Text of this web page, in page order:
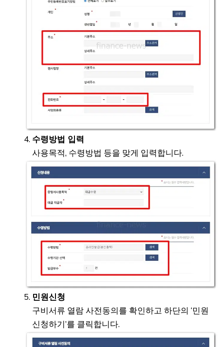
수령방법 입력
사용목적, 수령방법 등을 맞게 입력합니다.
민원신청
구비서류 열람 사전동의를 확인하고 하단의 ‘민원
신청하기’를 클릭합니다.